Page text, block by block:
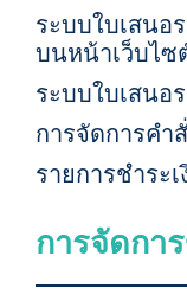
ระบบใบเสนอ
บนหน้าเว็บไซ
ระบบใบเสนอ
การจัดการคำ
รายการชำระเ
การจัดกา